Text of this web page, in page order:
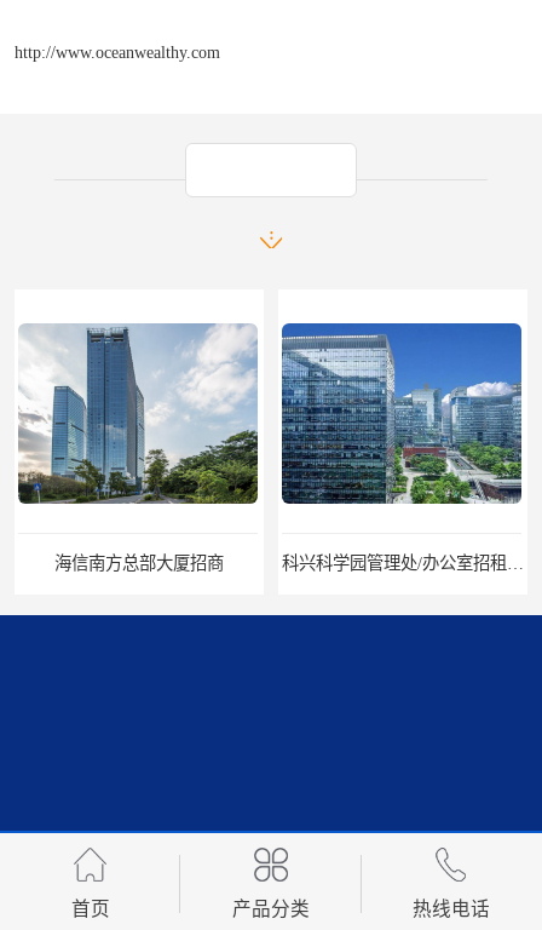
http://www.oceanwealthy.com
科兴科学园管理处/办公室招租/租金价格
中国华润大厦招商 招商局广场出租
首页 产品分类 热线电话